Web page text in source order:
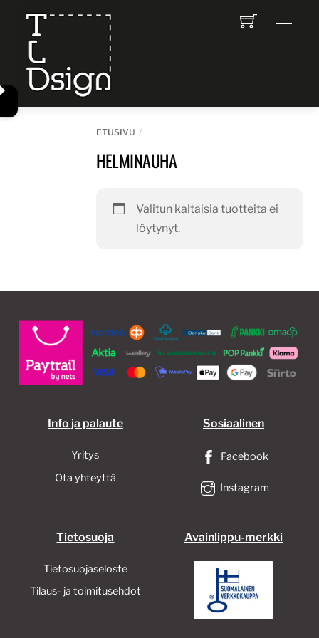
content
ETUSIVU
HELMINAUHA
Valitun kaltaisia tuotteita ei
löytynyt.
Info ja palaute
Yritys
Ota yhteyttä
Sosiaalinen
Facebook
Instagram
Tietosuoja
Tietosuojaseloste
Tilaus- ja toimitusehdot
Avainlippu-merkki